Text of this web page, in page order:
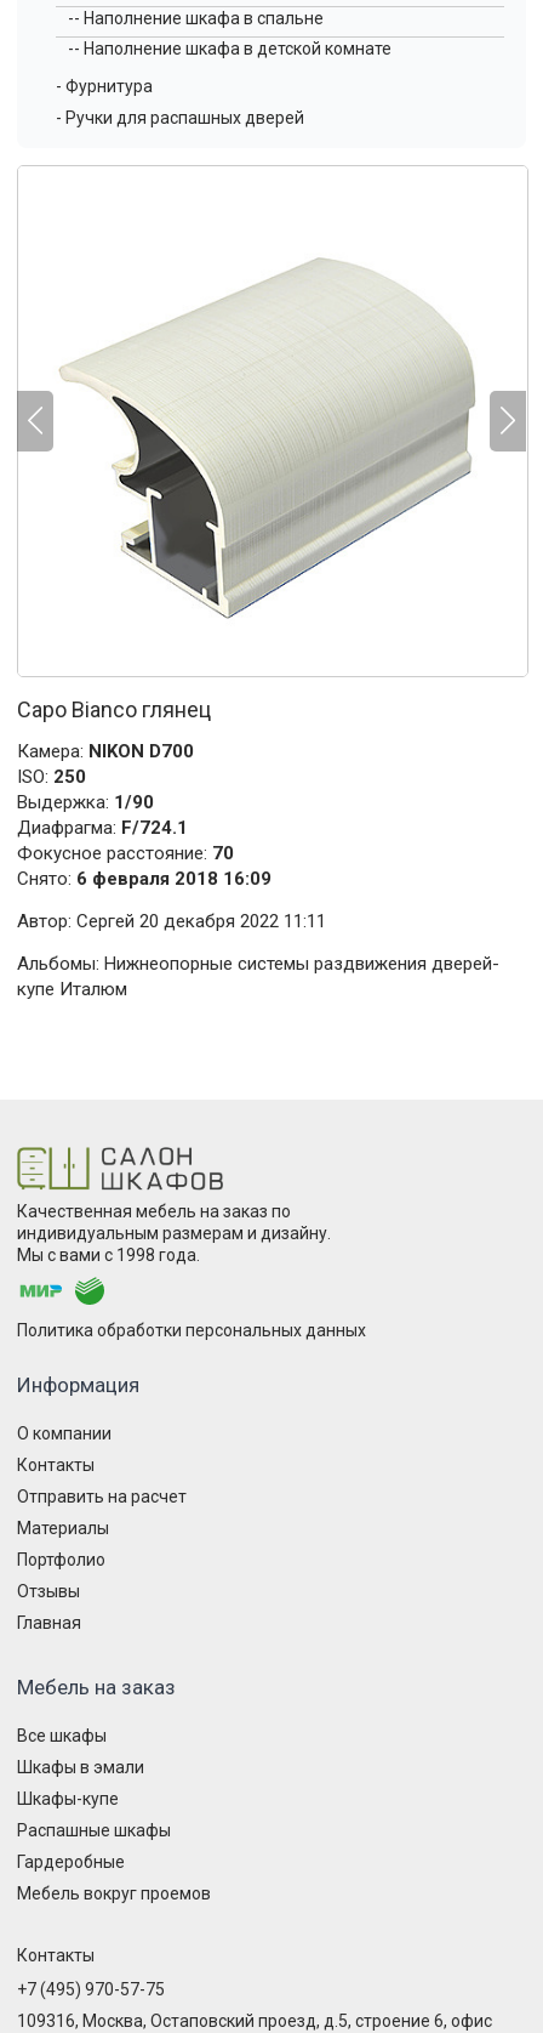
-- Наполнение шкафа в спальне
-- Наполнение шкафа в детской комнате
- Фурнитура
- Ручки для распашных дверей
Capo Bianco глянец
Камера: NIKON D700
ISO: 250
Выдержка: 1/90
Диафрагма: F/724.1
Фокусное расстояние: 70
Снято: 6 февраля 2018 16:09
Автор: Сергей 20 декабря 2022 11:11
Альбомы: Нижнеопорные системы раздвижения дверей-
купе Италюм
Качественная мебель на заказ по
индивидуальным размерам и дизайну.
Мы с вами с 1998 года.
Политика обработки персональных данных
Информация
О компании
Контакты
Отправить на расчет
Материалы
Портфолио
Отзывы
Главная
Мебель на заказ
Все шкафы
Шкафы в эмали
Шкафы-купе
Распашные шкафы
Гардеробные
Мебель вокруг проемов
Контакты
+7 (495) 970-57-75
109316, Москва, Остаповский проезд, д.5, строение 6, офис